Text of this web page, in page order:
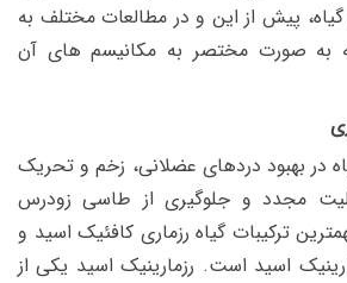
پیش از این و در مطالعات مختلف به
به صورت مختصر به مکانیسم های آن
در بهبود دردهای عضلانی، زخم و تحریک
مجدد و جلوگیری از طاسی زودرس
ترکیبات گیاه رزماری کافئیک اسید و
اسید است. رزمارینیک اسید یکی از